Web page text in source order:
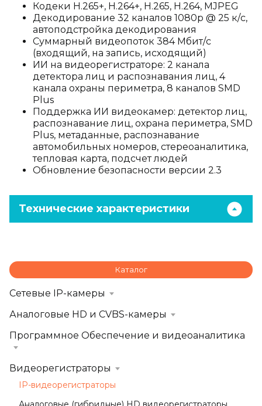
Кодеки H.265+, H.264+, H.265, H.264, MJPEG
Декодирование 32 каналов 1080p @ 25 к/с,
автоподстройка декодирования
Суммарный видеопоток 384 Мбит/с
(входящий, на запись, исходящий)
ИИ на видеорегистраторе: 2 канала
детектора лиц и распознавания лиц, 4
канала охраны периметра, 8 каналов SMD
Plus
Поддержка ИИ видеокамер: детектор лиц,
распознавание лиц, охрана периметра, SMD
Plus, метаданные, распознавание
автомобильных номеров, стереоаналитика,
тепловая карта, подсчет людей
Обновление безопасности версии 2.3
Технические характеристики
Каталог
Сетевые IP-камеры
Аналоговые HD и CVBS-камеры
Программное Обеспечение и видеоаналитика
Видеорегистраторы
IP-видеорегистраторы